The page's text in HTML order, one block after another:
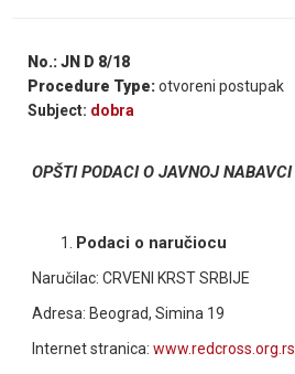
No.: JN D 8/18
Procedure Type:otvoreni postupak
Subject: dobra
OPŠTI PODACI O JAVNOJ NABAVCI
Podaci o naručiocu
Naručilac: CRVENI KRST SRBIJE
Adresa: Beograd, Simina 19
Internet stranica: www.redcross.org.rs